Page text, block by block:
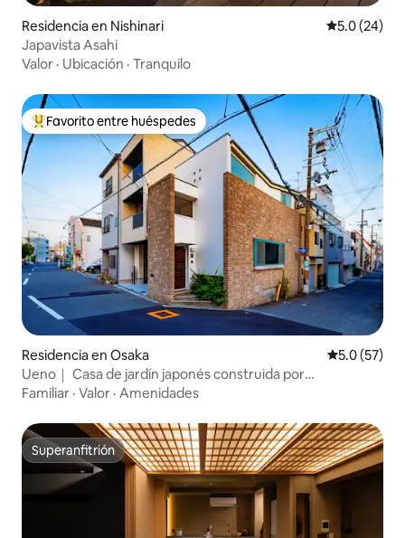
Residencia en Nishinari Calificación
5.0 (24)
Japavista Asahi
Valor · Ubicación · Tranquilo
De los mejores en Favorito entre huéspedes
Favorito entre huéspedes
Residencia en Osaka Calificación
5.0 (57)
Ueno｜ Casa de jardín japonés construida por
diseñadores
Familiar · Valor · Amenidades
Superanfitrión
Superanfitrión